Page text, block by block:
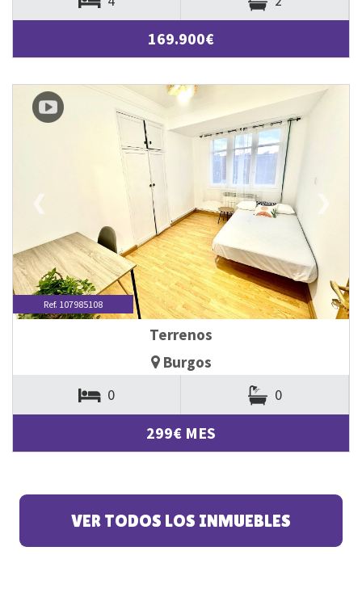
169.900€
❮ ❯
Ref. 107985108
Terrenos
Burgos
0 0
299€ MES
VER TODOS LOS INMUEBLES